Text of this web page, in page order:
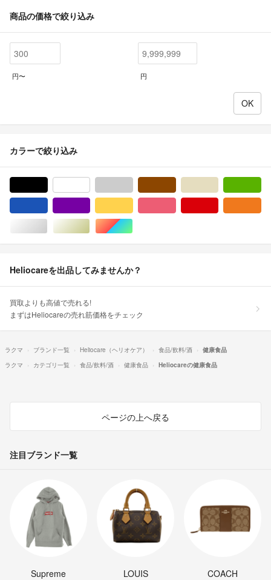
商品の価格で絞り込み
円〜 円
カラーで絞り込み
シルバー/銀色系ゴールド/金色系マルチカラー
Heliocareを出品してみませんか？
買取よりも高値で売れる!
まずはHeliocareの売れ筋価格をチェック
ラクマ ブランド一覧 Heliocare（ヘリオケア） 食品/飲料/酒
健康食品
ラクマ
カテゴリ一覧 食品/飲料/酒 健康食品 Heliocareの健康食品
ページの上へ戻る
注目ブランド一覧
Supreme
LOUIS
COACH